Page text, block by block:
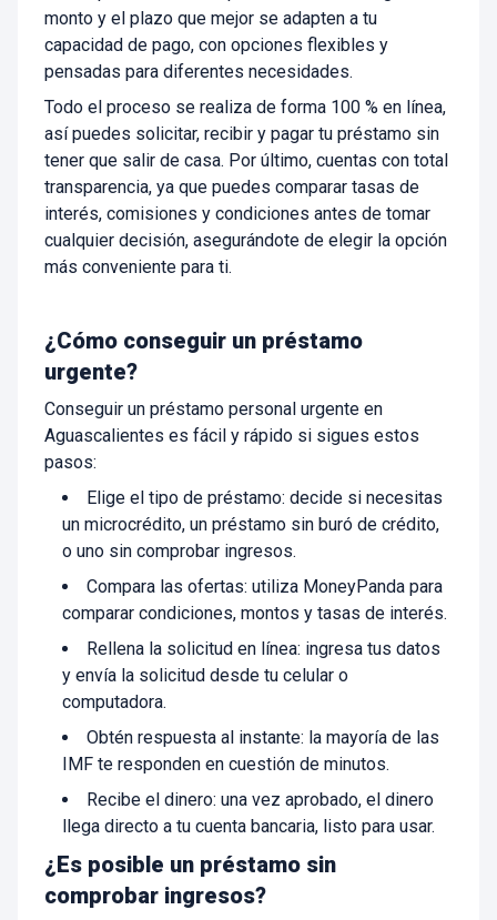
monto y el plazo que mejor se adapten a tu
capacidad de pago, con opciones flexibles y
pensadas para diferentes necesidades.
Todo el proceso se realiza de forma 100 % en línea,
así puedes solicitar, recibir y pagar tu préstamo sin
tener que salir de casa. Por último, cuentas con total
transparencia, ya que puedes comparar tasas de
interés, comisiones y condiciones antes de tomar
cualquier decisión, asegurándote de elegir la opción
más conveniente para ti.
¿Cómo conseguir un préstamo
urgente?
Conseguir un préstamo personal urgente en
Aguascalientes es fácil y rápido si sigues estos
pasos:
Elige el tipo de préstamo: decide si necesitas
un microcrédito, un préstamo sin buró de crédito,
o uno sin comprobar ingresos.
Compara las ofertas: utiliza MoneyPanda para
comparar condiciones, montos y tasas de interés.
Rellena la solicitud en línea: ingresa tus datos
y envía la solicitud desde tu celular o
computadora.
Obtén respuesta al instante: la mayoría de las
IMF te responden en cuestión de minutos.
Recibe el dinero: una vez aprobado, el dinero
llega directo a tu cuenta bancaria, listo para usar.
¿Es posible un préstamo sin
comprobar ingresos?